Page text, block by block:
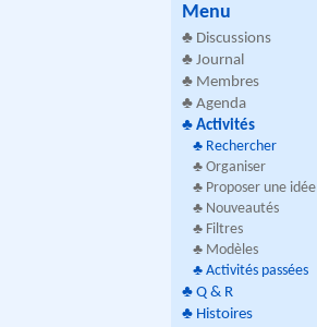
Menu
♣ Discussions
♣ Journal
♣ Membres
♣ Agenda
♣ Activités
♣ Rechercher
♣ Organiser
♣ Proposer une idée
♣ Nouveautés
♣ Filtres
♣ Modèles
♣ Activités passées
♣ Q & R
♣ Histoires